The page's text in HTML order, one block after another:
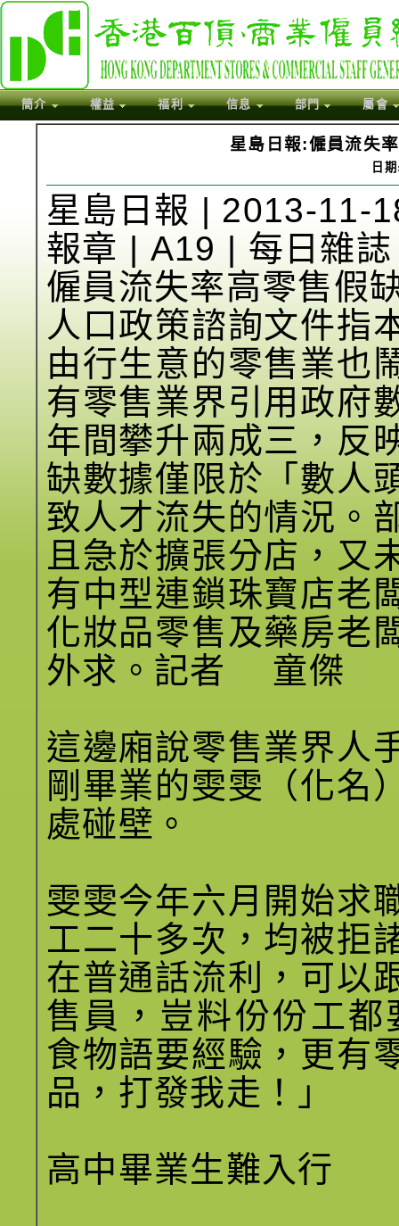
簡介 權益 福利 信息 部門 屬會
星島日報:僱員流失
日
星島日報 | 2013-11-
報章 | A19 | 每日雜誌
僱員流失率高零售假
人口政策諮詢文件指
由行生意的零售業也
有零售業界引用政府
年間攀升兩成三，反
缺數據僅限於「數人
致人才流失的情況。
且急於擴張分店，又
有中型連鎖珠寶店老
化妝品零售及藥房老
外求。記者 童傑
這邊廂說零售業界人
剛畢業的雯雯（化名
處碰壁。
雯雯今年六月開始求
工二十多次，均被拒
在普通話流利，可以
售員，豈料份份工
食物語要經驗，更有
品，打發我走！」
高中畢業生難入行